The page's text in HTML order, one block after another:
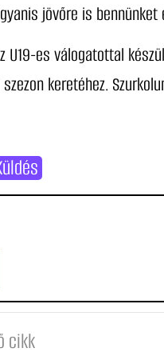
jövőre is
U19-es válogatottal
keretéhez.
cikk